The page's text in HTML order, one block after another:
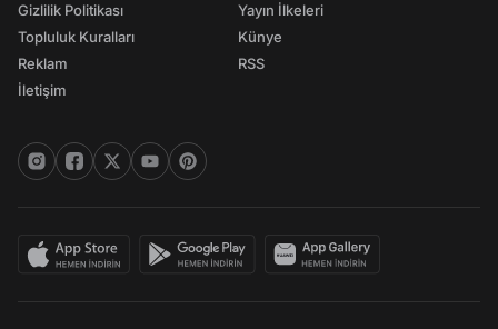
Gizlilik Politikası
Topluluk Kuralları
Reklam
İletişim
Yayın İlkeleri
Künye
RSS